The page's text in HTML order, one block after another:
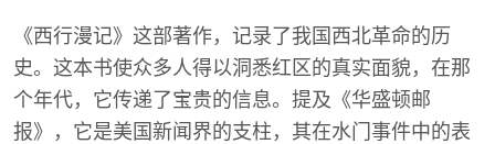
《西行漫记》这部著作，记录了我国西北革命的历
史。这本书使众多人得以洞悉红区的真实面貌，在那
个年代，它传递了宝贵的信息。提及《华盛顿邮
报》，它是美国新闻界的支柱，其在水门事件中的表